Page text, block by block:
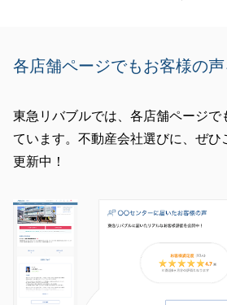
各店舗ページでもお客様の声
東急リバブルでは、各店舗ページで
ています。不動産会社選びに、ぜひ
更新中！